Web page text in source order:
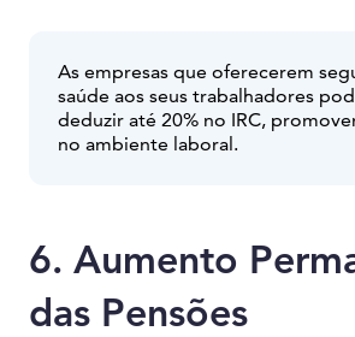
As empresas que oferecerem
saúde aos seus trabalhadores
deduzir até 20% no IRC,
no ambiente laboral.
6. Aumento
das Pensões